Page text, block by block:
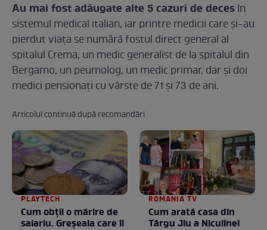
Au mai fost adăugate alte 5 cazuri de decesîn
sistemul medical italian, iar printre medicii care și-au
pierdut viața se numără fostul direct general al
spitalul Crema, un medic generalist de la spitalul din
Bergamo, un peumolog, un medic primar, dar și doi
medici pensionați cu vârste de 71 și 73 de ani.
Articolul continuă după recomandări
PLAYTECH
Cum obții o mărire de
salariu. Greșeala care îi
ROMANIA TV
Cum arată casa din
Târgu Jiu a Niculinei